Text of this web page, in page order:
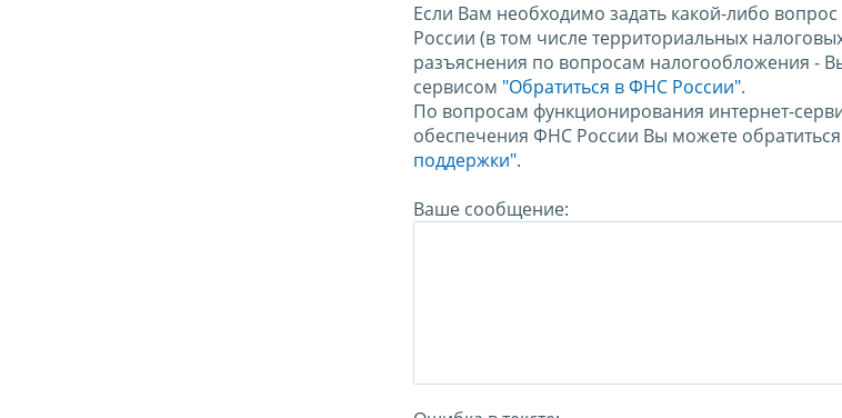
Если Вам необходимо задать какой-либо
России (в том числе территориальных
разъяснения по вопросам налогообложения -
сервисом "Обратиться в ФНС России".
По вопросам функционирования интернет-
обеспечения ФНС России Вы можете
поддержки".
Ваше сообщение: